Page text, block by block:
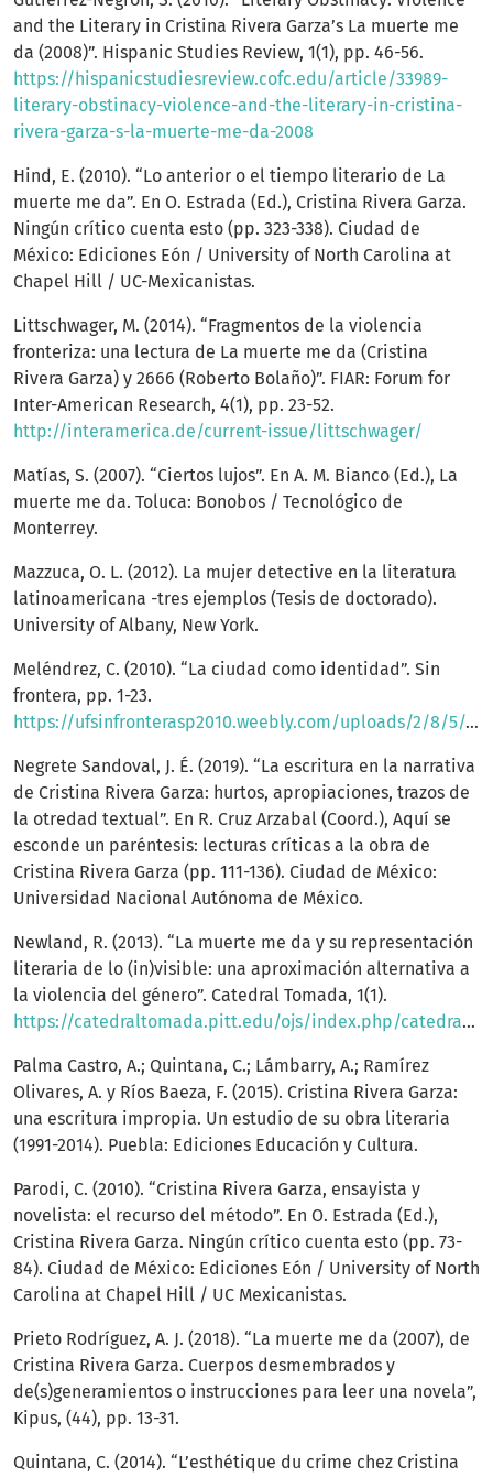
and the Literary in Cristina Rivera Garza’s La muerte me
da (2008)”. Hispanic Studies Review, 1(1), pp. 46-56.
https://hispanicstudiesreview.cofc.edu/article/33989-
literary-obstinacy-violence-and-the-literary-in-cristina-
rivera-garza-s-la-muerte-me-da-2008
Hind, E. (2010). “Lo anterior o el tiempo literario de La
muerte me da”. En O. Estrada (Ed.), Cristina Rivera Garza.
Ningún crítico cuenta esto (pp. 323-338). Ciudad de
México: Ediciones Eón / University of North Carolina at
Chapel Hill / UC-Mexicanistas.
Littschwager, M. (2014). “Fragmentos de la violencia
fronteriza: una lectura de La muerte me da (Cristina
Rivera Garza) y 2666 (Roberto Bolaño)”. FIAR: Forum for
Inter-American Research, 4(1), pp. 23-52.
http://interamerica.de/current-issue/littschwager/
Matías, S. (2007). “Ciertos lujos”. En A. M. Bianco (Ed.), La
muerte me da. Toluca: Bonobos / Tecnológico de
Monterrey.
Mazzuca, O. L. (2012). La mujer detective en la literatura
latinoamericana -tres ejemplos (Tesis de doctorado).
University of Albany, New York.
Meléndrez, C. (2010). “La ciudad como identidad”. Sin
frontera, pp. 1-23.
https://ufsinfronterasp2010.weebly.com/uploads/2/8/5/1/2851833/c.melendrez.la_ciudad_como_identidad.pdf
Negrete Sandoval, J. É. (2019). “La escritura en la narrativa
de Cristina Rivera Garza: hurtos, apropiaciones, trazos de
la otredad textual”. En R. Cruz Arzabal (Coord.), Aquí se
esconde un paréntesis: lecturas críticas a la obra de
Cristina Rivera Garza (pp. 111-136). Ciudad de México:
Universidad Nacional Autónoma de México.
Newland, R. (2013). “La muerte me da y su representación
literaria de lo (in)visible: una aproximación alternativa a
la violencia del género”. Catedral Tomada, 1(1).
https://catedraltomada.pitt.edu/ojs/index.php/catedraltomada/article/view/12
Palma Castro, A.; Quintana, C.; Lámbarry, A.; Ramírez
Olivares, A. y Ríos Baeza, F. (2015). Cristina Rivera Garza:
una escritura impropia. Un estudio de su obra literaria
(1991-2014). Puebla: Ediciones Educación y Cultura.
Parodi, C. (2010). “Cristina Rivera Garza, ensayista y
novelista: el recurso del método”. En O. Estrada (Ed.),
Cristina Rivera Garza. Ningún crítico cuenta esto (pp. 73-
84). Ciudad de México: Ediciones Eón / University of North
Carolina at Chapel Hill / UC Mexicanistas.
Prieto Rodríguez, A. J. (2018). “La muerte me da (2007), de
Cristina Rivera Garza. Cuerpos desmembrados y
de(s)generamientos o instrucciones para leer una novela”,
Kipus, (44), pp. 13-31.
Quintana, C. (2014). “L’esthétique du crime chez Cristina